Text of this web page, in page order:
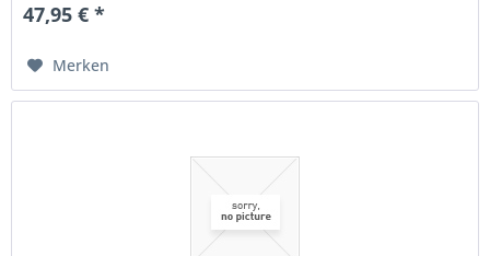
47,95 € *
Merken